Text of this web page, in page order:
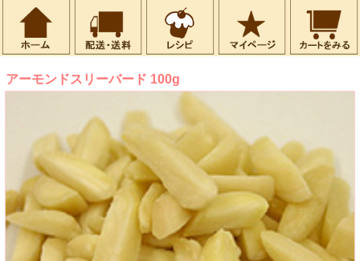
アーモンドスリーバード 100g